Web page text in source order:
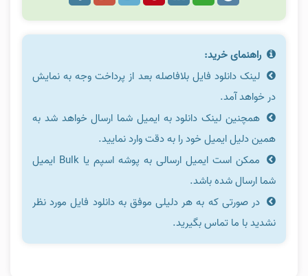
راهنمای خرید:
لینک دانلود فایل بلافاصله بعد از پرداخت وجه به نمایش
در خواهد آمد.
همچنین لینک دانلود به ایمیل شما ارسال خواهد شد به
همین دلیل ایمیل خود را به دقت وارد نمایید.
ممکن است ایمیل ارسالی به پوشه اسپم یا Bulk ایمیل
شما ارسال شده باشد.
در صورتی که به هر دلیلی موفق به دانلود فایل مورد نظر
نشدید با ما تماس بگیرید.